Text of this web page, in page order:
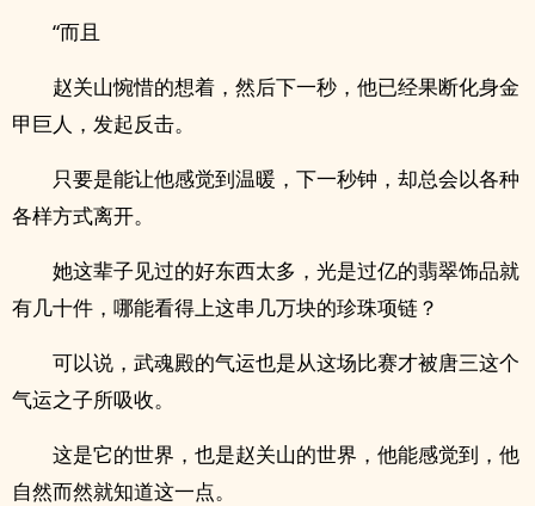
“而且
赵关山惋惜的想着，然后下一秒，他已经果断化身金
甲巨人，发起反击。
只要是能让他感觉到温暖，下一秒钟，却总会以各种
各样方式离开。
她这辈子见过的好东西太多，光是过亿的翡翠饰品就
有几十件，哪能看得上这串几万块的珍珠项链？
可以说，武魂殿的气运也是从这场比赛才被唐三这个
气运之子所吸收。
这是它的世界，也是赵关山的世界，他能感觉到，他
自然而然就知道这一点。